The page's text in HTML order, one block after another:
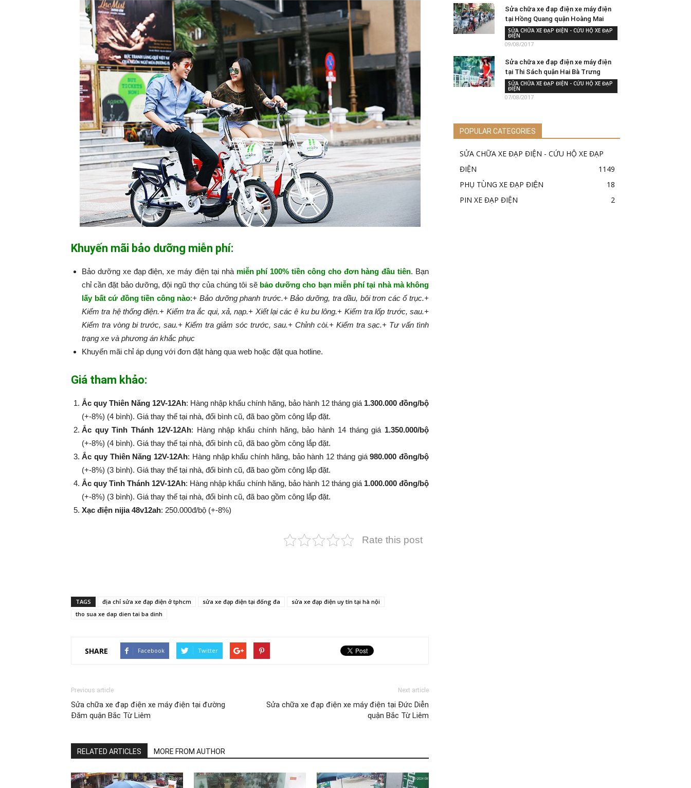
Khuyến mãi bảo dưỡng miễn phí:
Bảo dưỡng xe đạp điện, xe máy điện tại nhà miễn phí 100% tiền công cho đơn hàng đầu tiên. Bạn
chỉ cần đặt bảo dưỡng, đội ngũ thợ của chúng tôi sẽ bảo dưỡng cho bạn miễn phí tại nhà mà không
lấy bất cứ đồng tiền công nào:​​​​​+ Bảo dưỡng phanh trước.+ Bảo dưỡng, tra dầu, bôi trơn các ổ trục.+
Kiểm tra hệ thống điện.+ Kiểm tra ắc qui, xả, nạp.+ Xiết lại các ê ku bu lông.+ Kiểm tra lốp trước, sau.+
Kiểm tra vòng bi trước, sau.+ Kiểm tra giảm sóc trước, sau.+ Chỉnh còi.+ Kiểm tra sạc.+ Tư vấn tình
trạng xe và phương án khắc phục
Khuyến mãi chỉ áp dụng với đơn đặt hàng qua web hoặc đặt qua hotline.
Giá tham khảo:
Ắc quy Thiên Năng 12V-12Ah: Hàng nhập khẩu chính hãng, bảo hành 12 tháng giá 1.300.000 đồng/bộ
(+-8%) (4 bình). Giá thay thế tại nhà, đổi bình cũ, đã bao gồm công lắp đặt.
Ắc quy Tinh Thánh 12V-12Ah: Hàng nhập khẩu chính hãng, bảo hành 14 tháng giá 1.350.000/bộ
(+-8%​​​​​​​) (4 bình). Giá thay thế tại nhà, đổi bình cũ, đã bao gồm công lắp đặt.
Ắc quy Thiên Năng 12V-12Ah: Hàng nhập khẩu chính hãng, bảo hành 12 tháng giá980.000 đồng/bộ
(+-8%​​​​​​​) (3 bình). Giá thay thế tại nhà, đổi bình cũ, đã bao gồm công lắp đặt.
Ắc quy Tinh Thánh 12V-12Ah: Hàng nhập khẩu chính hãng, bảo hành 12 tháng giá 1.000.000 đồng/bộ
(+-8%​​​​​​​) (3 bình). Giá thay thế tại nhà, đổi bình cũ, đã bao gồm công lắp đặt.
Xạc điện nijia 48v12ah: 250.000đ/bộ (+-8%​​​​​​​)
Rate this post
TAGS địa chỉ sửa xe đạp điện ở tphcm sửa xe đạp điện tại đống đa
sửa xe đạp điện uy tín tại hà nội
tho sua xe dap dien tai ba dinh
SHARE Facebook Twitter
Previous article
Sửa chữa xe đạp điện xe máy điện tại đường
Đăm quận Bắc Từ Liêm
Next article
Sửa chữa xe đạp điện xe máy điện tại Đức Diễn
quận Bắc Từ Liêm
RELATED ARTICLES MORE FROM AUTHOR
Sửa chữa xe đạp điện xe máy điện
tại Hồng Quang quận Hoàng Mai
SỬA CHỮA XE ĐẠP ĐIỆN - CỨU HỘ XE ĐẠP
ĐIỆN
09/08/2017
Sửa chữa xe đạp điện xe máy điện
tại Thi Sách quận Hai Bà Trưng
SỬA CHỮA XE ĐẠP ĐIỆN - CỨU HỘ XE ĐẠP
ĐIỆN
07/08/2017
POPULAR CATEGORIES
SỬA CHỮA XE ĐẠP ĐIỆN - CỨU HỘ XE ĐẠP
ĐIỆN
1149
PHỤ TÙNG XE ĐẠP ĐIỆN
18
PIN XE ĐẠP ĐIỆN
2